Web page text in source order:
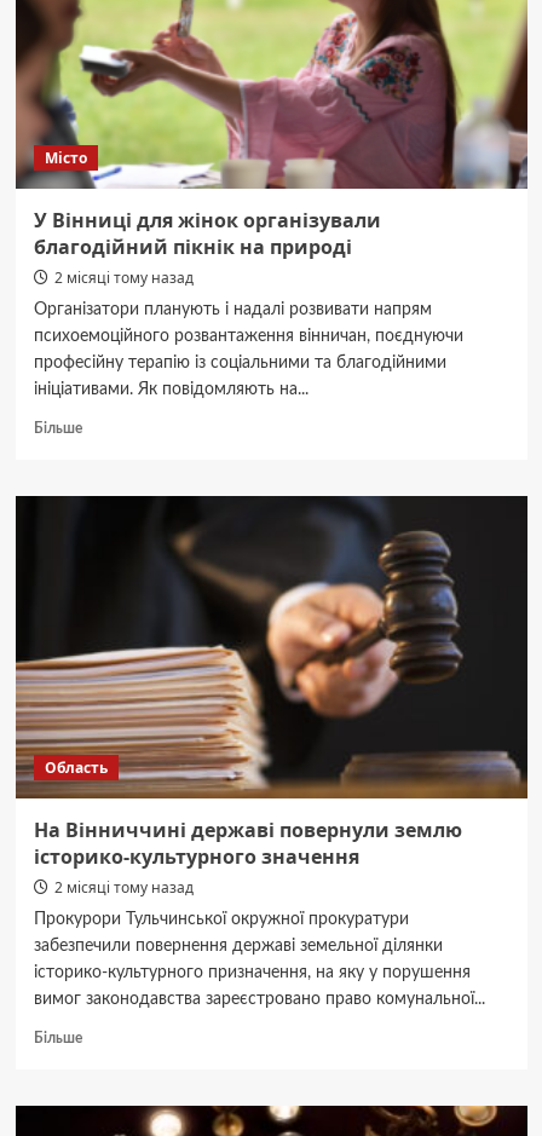
затримали
депутата
та
його
Місто
У Вінниці для жінок організували
благодійний пікнік на природі
2 місяці тому назад
Організатори планують і надалі розвивати напрям
психоемоційного розвантаження вінничан, поєднуючи
професійну терапію із соціальними та благодійними
ініціативами. Як повідомляють на...
БільшеДокладніше
Вінниці
природі
Область
На Вінниччині державі повернули землю
історико-культурного значення
2 місяці тому назад
Прокурори Тульчинської окружної прокуратури
забезпечили повернення державі земельної ділянки
історико-культурного призначення, на яку у порушення
вимог законодавства зареєстровано право комунальної...
БільшеДокладніше
Вінниччині